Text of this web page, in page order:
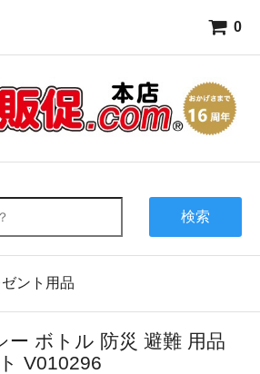
0
検索
ント用品
ー ボトル 防災 避難 用品
V010296